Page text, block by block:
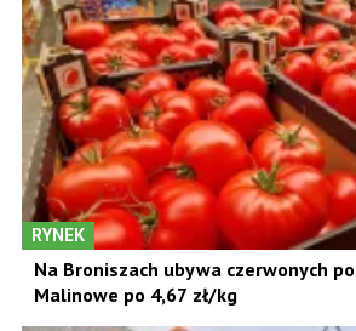
RYNEK
Na Broniszach ubywa czerwonych
Malinowe po 4,67 zł/kg